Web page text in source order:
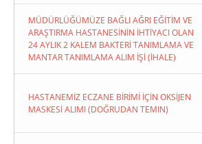
MÜDÜRLÜĞÜMÜZE BAĞLI AĞRI EĞİTİM VE
ARAŞTIRMA HASTANESİNİN İHTİYACI OLAN
24 AYLIK 2 KALEM BAKTERİ TANIMLAMA VE
MANTAR TANIMLAMA ALIM İŞİ (İHALE)
HASTANEMİZ ECZANE BİRİMİ İÇİN OKSİJEN
MASKESİ ALIMI (DOĞRUDAN TEMIN)